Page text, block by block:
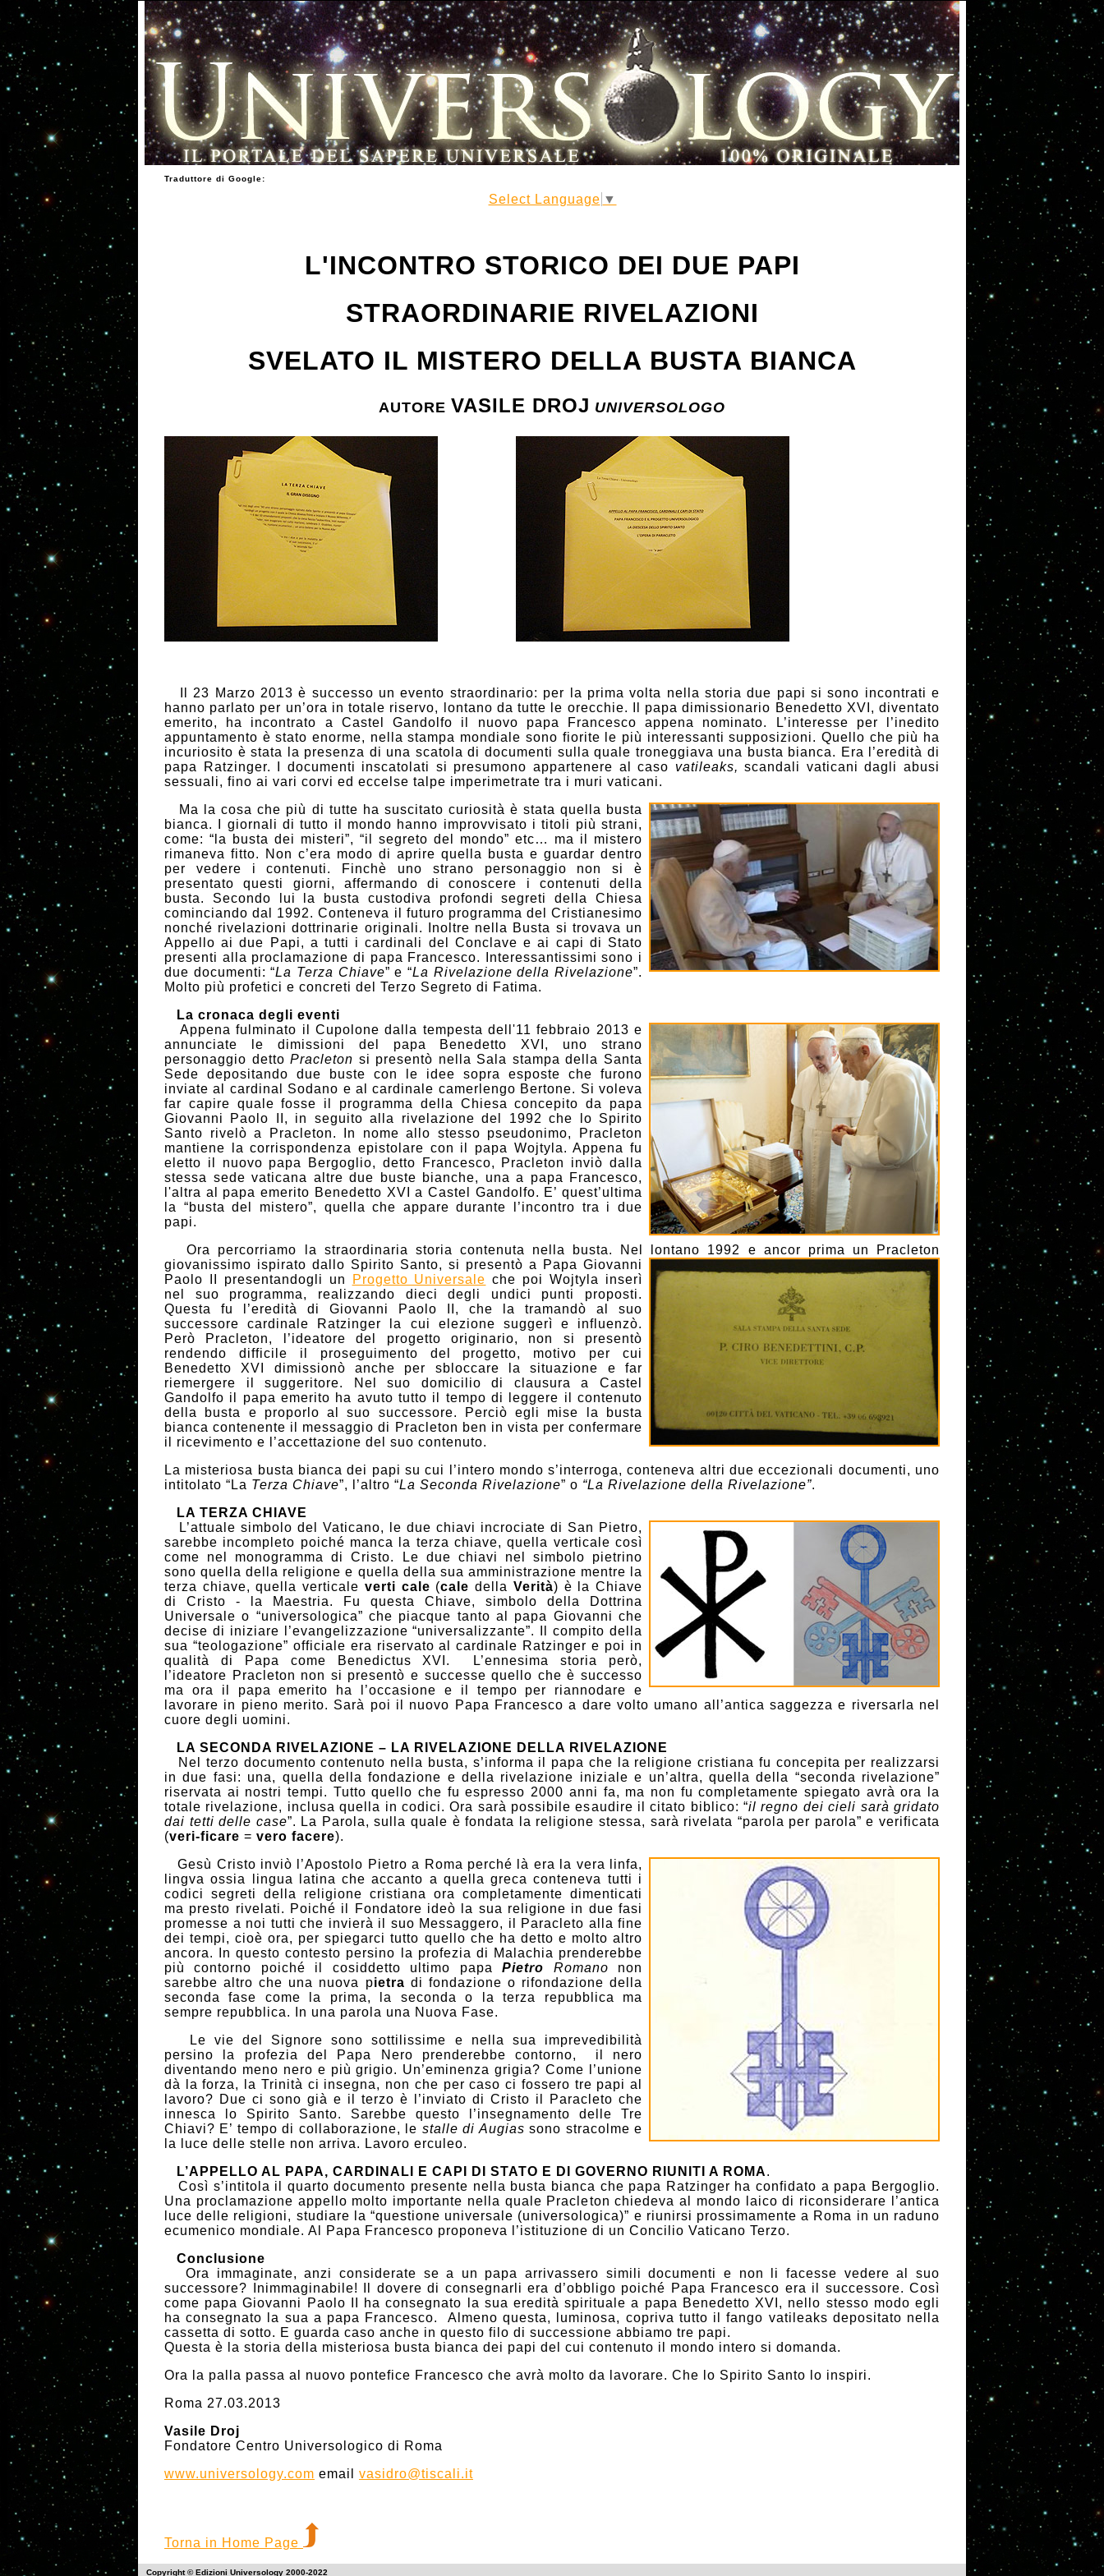
Traduttore di Google:
Select Language ▼
L'INCONTRO STORICO DEI DUE PAPI
STRAORDINARIE RIVELAZIONI
SVELATO IL MISTERO DELLA BUSTA BIANCA
AUTORE VASILE DROJ UNIVERSOLOGO
Il 23 Marzo 2013 è successo un evento straordinario: per la prima volta nella storia due papi si sono incontrati e
hanno parlato per un’ora in totale riservo, lontano da tutte le orecchie. Il papa dimissionario Benedetto XVI, diventato
emerito, ha incontrato a Castel Gandolfo il nuovo papa Francesco appena nominato. L’interesse per l’inedito
appuntamento è stato enorme, nella stampa mondiale sono fiorite le più interessanti supposizioni. Quello che più ha
incuriosito è stata la presenza di una scatola di documenti sulla quale troneggiava una busta bianca. Era l’eredità di
papa Ratzinger. I documenti inscatolati si presumono appartenere al caso vatileaks, scandali vaticani dagli abusi
sessuali, fino ai vari corvi ed eccelse talpe imperimetrate tra i muri vaticani.
Ma la cosa che più di tutte ha suscitato curiosità è stata quella busta
bianca. I giornali di tutto il mondo hanno improvvisato i titoli più strani,
come: “la busta dei misteri”, “il segreto del mondo” etc… ma il mistero
rimaneva fitto. Non c’era modo di aprire quella busta e guardar dentro
per vedere i contenuti. Finchè uno strano personaggio non si è
presentato questi giorni, affermando di conoscere i contenuti della
busta. Secondo lui la busta custodiva profondi segreti della Chiesa
cominciando dal 1992. Conteneva il futuro programma del Cristianesimo
nonché rivelazioni dottrinarie originali. Inoltre nella Busta si trovava un
Appello ai due Papi, a tutti i cardinali del Conclave e ai capi di Stato
presenti alla proclamazione di papa Francesco. Interessantissimi sono i
due documenti: “La Terza Chiave” e “La Rivelazione della Rivelazione”.
Molto più profetici e concreti del Terzo Segreto di Fatima.
La cronaca degli eventi
Appena fulminato il Cupolone dalla tempesta dell'11 febbraio 2013 e
annunciate le dimissioni del papa Benedetto XVI, uno strano
personaggio dettoPracleton si presentò nella Sala stampa della Santa
Sede depositando due buste con le idee sopra esposte che furono
inviate al cardinal Sodano e al cardinale camerlengo Bertone. Si voleva
far capire quale fosse il programma della Chiesa concepito da papa
Giovanni Paolo II, in seguito alla rivelazione del 1992 che lo Spirito
Santo rivelò a Pracleton. In nome allo stesso pseudonimo, Pracleton
mantiene la corrispondenza epistolare con il papa Wojtyla. Appena fu
eletto il nuovo papa Bergoglio, detto Francesco, Pracleton inviò dalla
stessa sede vaticana altre due buste bianche, una a papa Francesco,
l'altra al papa emerito Benedetto XVI a Castel Gandolfo. E’ quest’ultima
la “busta del mistero”, quella che appare durante l’incontro tra i due
papi.
Ora percorriamo la straordinaria storia contenuta nella busta. Nel lontano 1992 e ancor prima un Pracleton
giovanissimo ispirato dallo Spirito Santo, si presentò a Papa Giovanni
Paolo II presentandogli un
Progetto Universale che poi Wojtyla inserì
nel suo programma, realizzando dieci degli undici punti proposti.
Questa fu l’eredità di Giovanni Paolo II, che la tramandò al suo
successore cardinale Ratzinger la cui elezione suggerì e influenzò.
Però Pracleton, l’ideatore del progetto originario, non si presentò
rendendo difficile il proseguimento del progetto, motivo per cui
Benedetto XVI dimissionò anche per sbloccare la situazione e far
riemergere il suggeritore. Nel suo domicilio di clausura a Castel
Gandolfo il papa emerito ha avuto tutto il tempo di leggere il contenuto
della busta e proporlo al suo successore. Perciò egli mise la busta
bianca contenente il messaggio di Pracleton ben in vista per confermare
il ricevimento e l’accettazione del suo contenuto.
La misteriosa busta bianca dei papi su cui l’intero mondo s’interroga, conteneva altri due eccezionali documenti, uno
intitolato “La Terza Chiave”, l’altro “La Seconda Rivelazione” o “La Rivelazione della Rivelazione”.
LA TERZA CHIAVE
L’attuale simbolo del Vaticano, le due chiavi incrociate di San Pietro,
sarebbe incompleto poiché manca la terza chiave, quella verticale così
come nel monogramma di Cristo. Le due chiavi nel simbolo pietrino
sono quella della religione e quella della sua amministrazione mentre la
terza chiave, quella verticale verti cale (cale della Verità) è la Chiave
di Cristo - la Maestria. Fu questa Chiave, simbolo della Dottrina
Universale o “universologica” che piacque tanto al papa Giovanni che
decise di iniziare l’evangelizzazione “universalizzante”. Il compito della
sua “teologazione” officiale era riservato al cardinale Ratzinger e poi in
qualità di Papa come Benedictus XVI. L’ennesima storia però,
l’ideatore Pracleton non si presentò e successe quello che è successo
ma ora il papa emerito ha l’occasione e il tempo per riannodare e
lavorare in pieno merito. Sarà poi il nuovo Papa Francesco a dare volto umano all’antica saggezza e riversarla nel
cuore degli uomini.
LA SECONDA RIVELAZIONE – LA RIVELAZIONE DELLA RIVELAZIONE
Nel terzo documento contenuto nella busta, s’informa il papa che la religione cristiana fu concepita per realizzarsi
in due fasi: una, quella della fondazione e della rivelazione iniziale e un’altra, quella della “seconda rivelazione”
riservata ai nostri tempi. Tutto quello che fu espresso 2000 anni fa, ma non fu completamente spiegato avrà ora la
totale rivelazione, inclusa quella in codici. Ora sarà possibile esaudire il citato biblico: “il regno dei cieli sarà gridato
dai tetti delle case”. La Parola, sulla quale è fondata la religione stessa, sarà rivelata “parola per parola” e verificata
(veri-ficare = vero facere).
Gesù Cristo inviò l’Apostolo Pietro a Roma perché là era la vera linfa,
lingva ossia lingua latina che accanto a quella greca conteneva tutti i
codici segreti della religione cristiana ora completamente dimenticati
ma presto rivelati. Poiché il Fondatore ideò la sua religione in due fasi
promesse a noi tutti che invierà il suo Messaggero, il Paracleto alla fine
dei tempi, cioè ora, per spiegarci tutto quello che ha detto e molto altro
ancora. In questo contesto persino la profezia di Malachia prenderebbe
più contorno poiché il cosiddetto ultimo papaPietro Romano non
sarebbe altro che una nuova pietra di fondazione o rifondazione della
seconda fase come la prima, la seconda o la terza repubblica ma
sempre repubblica. In una parola una Nuova Fase.
Le vie del Signore sono sottilissime e nella sua imprevedibilità
persino la profezia del Papa Nero prenderebbe contorno, il nero
diventando meno nero e più grigio. Un’eminenza grigia? Come l’unione
dà la forza, la Trinità ci insegna, non che per caso ci fossero tre papi al
lavoro? Due ci sono già e il terzo è l’inviato di Cristo il Paracleto che
innesca lo Spirito Santo. Sarebbe questo l’insegnamento delle Tre
Chiavi? E’ tempo di collaborazione, le stalle di Augias sono stracolme e
la luce delle stelle non arriva. Lavoro erculeo.
L’APPELLO AL PAPA, CARDINALI E CAPI DI STATO E DI GOVERNO RIUNITI A ROMA.
Così s’intitola il quarto documento presente nella busta bianca che papa Ratzinger ha confidato a papa Bergoglio.
Una proclamazione appello molto importante nella quale Pracleton chiedeva al mondo laico di riconsiderare l’antica
luce delle religioni, studiare la “questione universale (universologica)” e riunirsi prossimamente a Roma in un raduno
ecumenico mondiale. Al Papa Francesco proponeva l’istituzione di un Concilio Vaticano Terzo.
Conclusione
Ora immaginate, anzi considerate se a un papa arrivassero simili documenti e non li facesse vedere al suo
successore? Inimmaginabile! Il dovere di consegnarli era d’obbligo poiché Papa Francesco era il successore. Così
come papa Giovanni Paolo II ha consegnato la sua eredità spirituale a papa Benedetto XVI, nello stesso modo egli
ha consegnato la sua a papa Francesco. Almeno questa, luminosa, copriva tutto il fango vatileaks depositato nella
cassetta di sotto. E guarda caso anche in questo filo di successione abbiamo tre papi.
Questa è la storia della misteriosa busta bianca dei papi del cui contenuto il mondo intero si domanda.
Ora la palla passa al nuovo pontefice Francesco che avrà molto da lavorare. Che lo Spirito Santo lo inspiri.
Roma 27.03.2013
Vasile Droj
Fondatore Centro Universologico di Roma
www.universology.com email vasidro@tiscali.it
Torna in Home Page
Copyright © Edizioni Universology 2000-2022